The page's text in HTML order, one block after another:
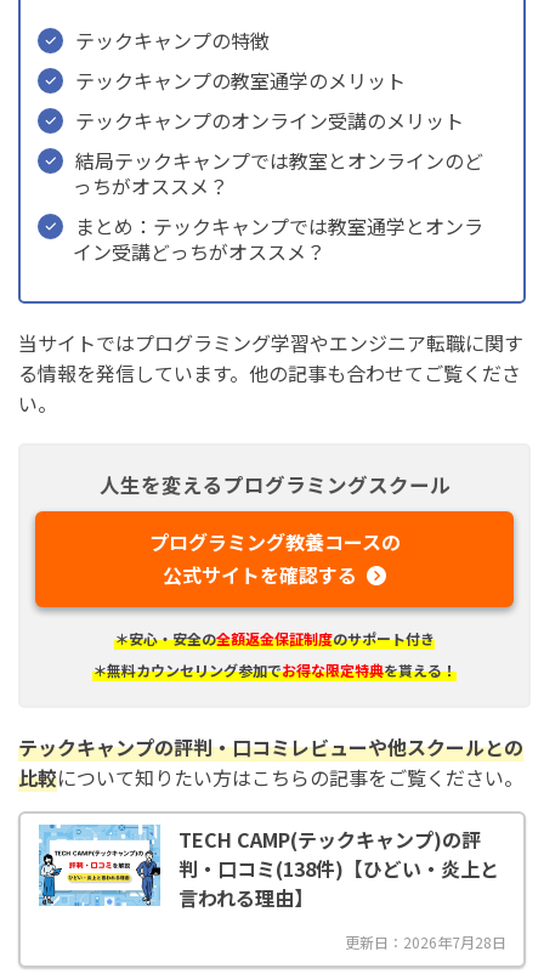
テックキャンプの特徴
テックキャンプの教室通学のメリット
テックキャンプのオンライン受講のメリット
結局テックキャンプでは教室とオンラインのど
っちがオススメ？
まとめ：テックキャンプでは教室通学とオンラ
イン受講どっちがオススメ？
当サイトではプログラミング学習やエンジニア転職に関す
る情報を発信しています。他の記事も合わせてご覧くださ
い。
人生を変えるプログラミングスクール
プログラミング教養コースの
公式サイトを確認する
＊安心・安全の全額返金保証制度のサポート付き
＊無料カウンセリング参加でお得な限定特典を貰える！
テックキャンプの評判・口コミレビューや他スクールとの
比較について知りたい方はこちらの記事をご覧ください。
TECH CAMP(テックキャンプ)の評
判・口コミ(138件)【ひどい・炎上と
言われる理由】
更新日：2026年7月28日